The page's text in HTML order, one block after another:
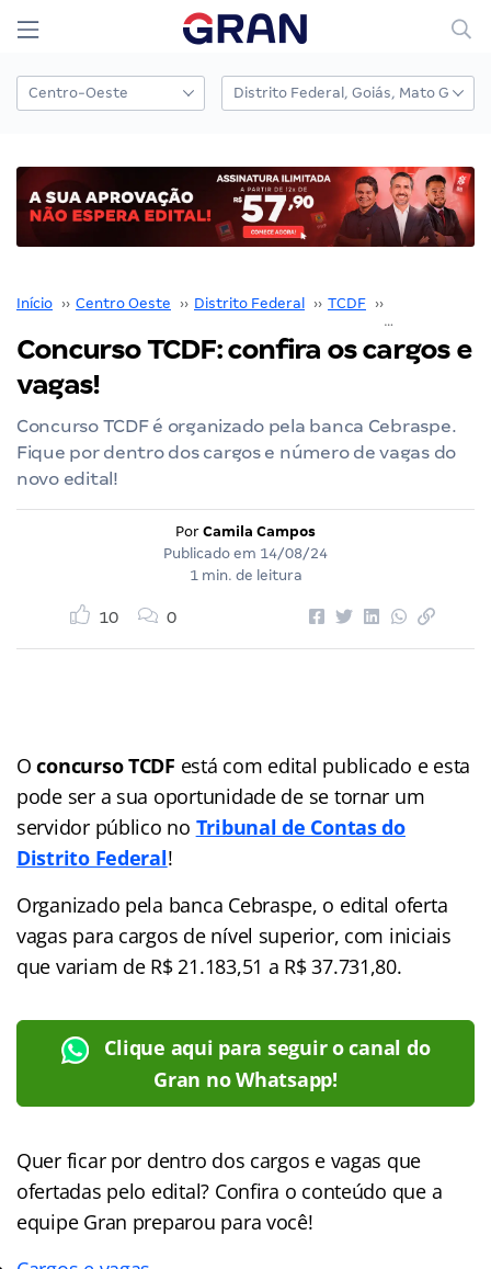
Início ›› Centro Oeste ›› Distrito Federal ›› TCDF ››
Concurso TCDF: confira os cargos e
vagas!
Concurso TCDF é organizado pela banca Cebraspe.
Fique por dentro dos cargos e número de vagas do
novo edital!
Por Camila Campos
Publicado em 14/08/24
1 min. de leitura
10 0
O concurso TCDF está com edital publicado e esta
pode ser a sua oportunidade de se tornar um
servidor público no Tribunal de Contas do
Distrito Federal!
Organizado pela banca Cebraspe, o edital oferta
vagas para cargos de nível superior, com iniciais
que variam de R$ 21.183,51 a R$ 37.731,80.
Clique aqui para seguir o canal do
Gran no Whatsapp!
Quer ficar por dentro dos cargos e vagas que
ofertadas pelo edital? Confira o conteúdo que a
equipe Gran preparou para você!